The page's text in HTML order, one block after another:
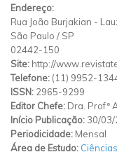
Endereço:
Rua João Burjakian -
São Paulo / SP
02442-150
Site: http://
Telefone: (11) 9952-
ISSN: 2965-9299
Editor Chefe: Dra. Profª
Início Publicação: 30/03/
Periodicidade: Mensal
Área de Estudo: